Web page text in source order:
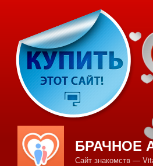
содержимому
БРАЧНОЕ
Сайт знакомств —